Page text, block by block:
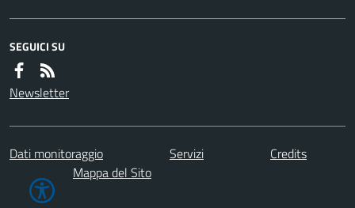
SEGUICI SU
Newsletter
Dati monitoraggio Servizi
Credits
Mappa del Sito